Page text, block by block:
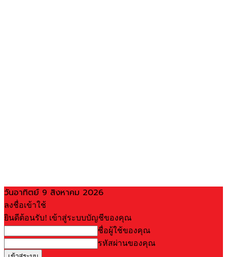
วันอาทิตย์ 9 สิงหาคม 2026
ลงชื่อเข้าใช้
ยินดีต้อนรับ! เข้าสู่ระบบบัญชีของคุณ
ชื่อผู้ใช้ของคุณ
รหัสผ่านของคุณ